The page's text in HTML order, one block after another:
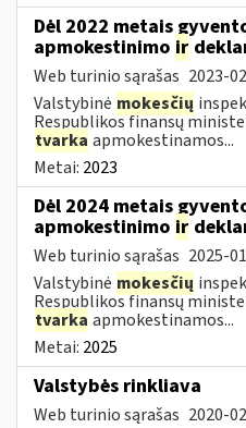
Dėl 2022 metais
apmokestinimo ir
Web turinio sąrašas 2023-
Valstybinė mokesčių
Respublikos finansų
tvarka apmokestinamos...
Metai: 2023
Dėl 2024 metais
apmokestinimo ir
Web turinio sąrašas 2025-
Valstybinė mokesčių
Respublikos finansų
tvarka apmokestinamos...
Metai: 2025
Valstybės rinkliava
Web turinio sąrašas 2020-